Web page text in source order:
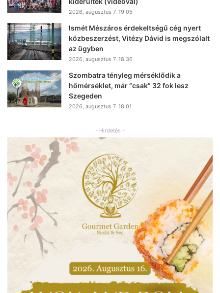
2026, augusztus 7. 19:05
Ismét Mészáros érdekeltségű cég nyert
közbeszerzést, Vitézy Dávid is megszólalt
az ügyben
2026, augusztus 7. 18:36
Szombatra tényleg mérséklődik a
hőmérséklet, már “csak” 32 fok lesz
Szegeden
2026, augusztus 7. 18:01
- Hirdetés -